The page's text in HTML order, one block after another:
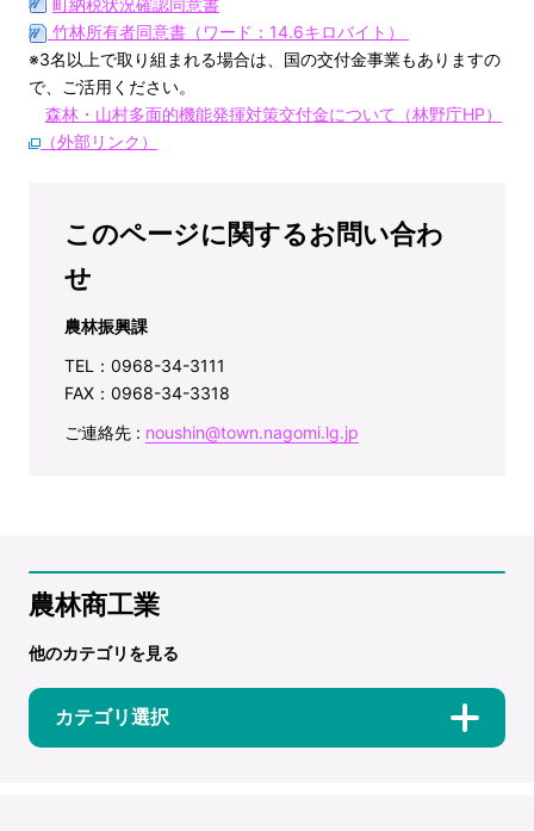
町納税状況確認同意書
竹林所有者同意書（ワード：14.6キロバイト）
※3名以上で取り組まれる場合は、国の交付金事業もありますの
で、ご活用ください。
森林・山村多面的機能発揮対策交付金について（林野庁HP）
（外部リンク）
このページに関するお問い合わ
せ
農林振興課
TEL：0968-34-3111
FAX：0968-34-3318
ご連絡先 : noushin@town.nagomi.lg.jp
農林商工業
他のカテゴリを見る
カテゴリ選択